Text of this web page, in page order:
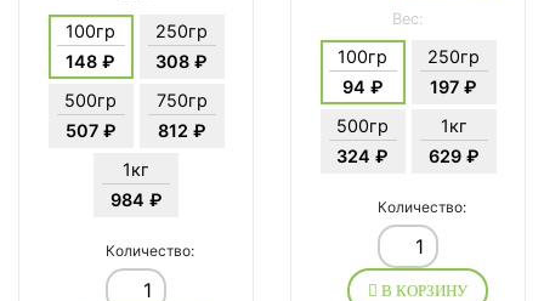
100гр
148 ₽
250гр
308 ₽
500гр
507 ₽
750гр
812 ₽
1кг
984 ₽
Количество:
Вес:
100гр
94 ₽
250гр
197 ₽
500гр
324 ₽
1кг
629 ₽
Количество:
В КОРЗИНУ